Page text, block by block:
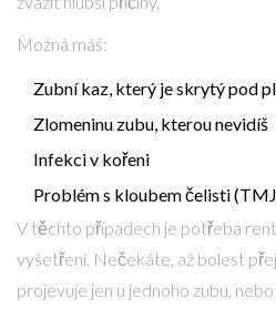
Možná máš:
Zubní kaz, který je skrytý pod
Zlomeninu zubu, kterou nevidíš
Infekci v kořeni
Problém s kloubem čelisti
V těchto případech je potřeba
vyšetření. Nečekáte, až bolest
projevuje jen u jednoho zubu,